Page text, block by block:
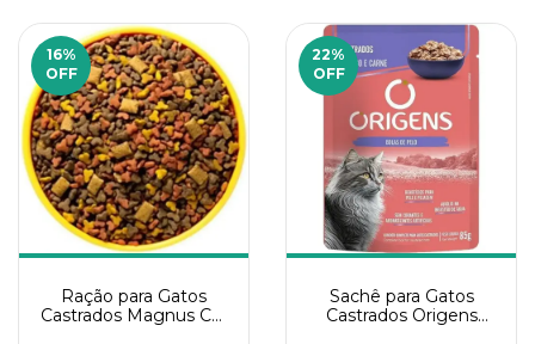
16%
OFF
Ração para Gatos
Castrados Magnus Cat
22%
OFF
Sachê para Gatos
Castrados Origens